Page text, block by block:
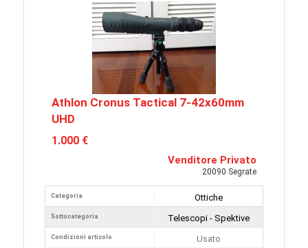
Athlon Cronus Tactical 7-42x60mm
UHD
1.000 €
Venditore Privato
20090 Segrate
Categoria
Sottocategoria
Condizioni articolo
Ottiche
Telescopi - Spektive
Usato